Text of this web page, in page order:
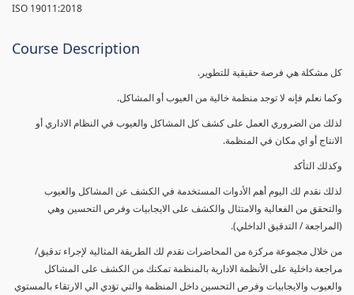
ISO 19011:2018
Course Description
كل مشكلة هي فرصة حقيقية للتطوير.
وكما نعلم فإنه لا توجد منظمة خالية من العيوب أو المشاكل.
لذلك من الضروري العمل على كشف كل المشاكل والعيوب في النظام الاداري أو
الانتاج أو اي مكان في المنظمة.
وكذلك التأكد
لذلك نقدم لك اليوم أهم الأدوات المستخدمة في الكشف عن المشاكل والعيوب
والتحقق من الفعالية والامتثال والكشف على الايجابيات وفرص التحسين وهي
(المراجعة / التدقيق الداخلي).
من خلال مجموعة مركزة من المحاضرات نقدم لك الطريقة المثالية لإجراء تدقيق/
مراجعة داخلية على الأنظمة الادارية بالمنظمة تمكنك من الكشف على المشاكل
والعيوب والايجابيات وفرص التحسين داخل المنظمة والتي تؤدي الي الارتقاء بالمستوي